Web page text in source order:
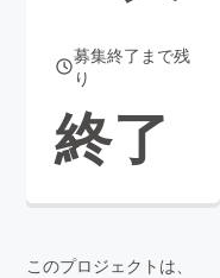
募集終了まで残
り
終了
このプロジェクトは、